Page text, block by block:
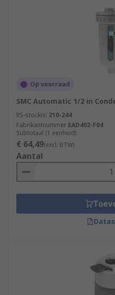
Op voorraad
SMC Automatic 1/2 in
RS-stocknr. 210-244
Fabrikantnummer EAD402-F04
Subtotaal (1 eenheid)
€ 64,49(excl. BTW)
Aantal